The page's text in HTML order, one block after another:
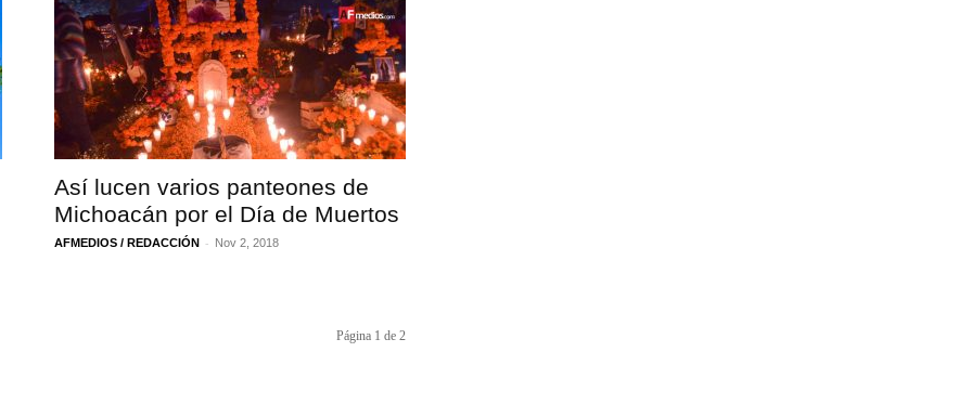
Así lucen varios panteones de
Michoacán por el Día de Muertos
AFMEDIOS / REDACCIÓN - Nov 2, 2018
Página 1 de 2